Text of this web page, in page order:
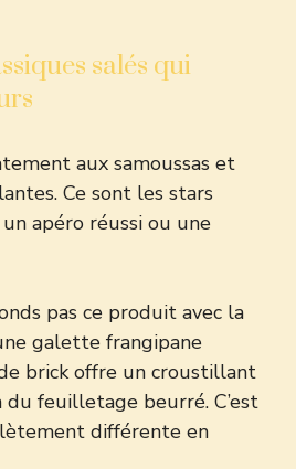
salés qui
aux samoussas et
Ce sont les stars
apéro réussi ou une
pas ce produit avec la
galette frangipane
brick offre un croustillant
feuilletage beurré. C’est
différente en